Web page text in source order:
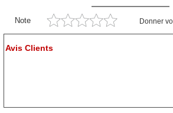
Note Donner
Avis Clients